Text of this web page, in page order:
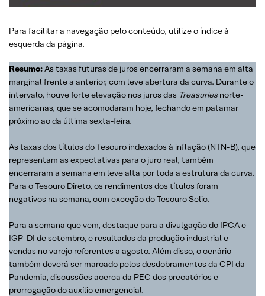
Para facilitar a navegação pelo conteúdo, utilize o índice à
esquerda da página.
Resumo:As taxas futuras de juros encerraram a semana em alta
marginal frente a anterior, com leve abertura da curva. Durante o
intervalo, houve forte elevação nos juros das Treasuriesnorte-
americanas, que se acomodaram hoje, fechando em patamar
próximo ao da última sexta-feira.
As taxas dos títulos do Tesouro indexados à inflação (NTN-B), que
representam as expectativas para o juro real, também
encerraram a semana em leve alta por toda a estrutura da curva.
Para o Tesouro Direto, os rendimentos dos títulos foram
negativos na semana, com exceção do Tesouro Selic.
Para a semana que vem, destaque para a divulgação do IPCA e
IGP-DI de setembro, e resultados da produção industrial e
vendas no varejo referentes a agosto. Além disso, o cenário
também deverá ser marcado pelos desdobramentos da CPI da
Pandemia, discussões acerca da PEC dos precatórios e
prorrogação do auxílio emergencial.